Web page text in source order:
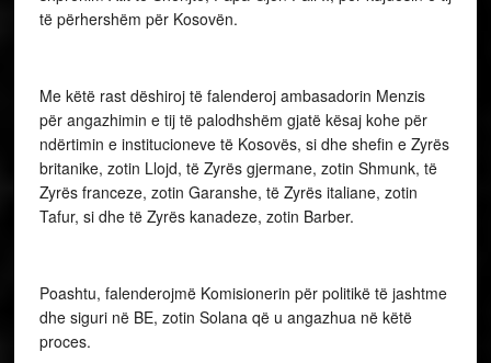
të përhershëm për Kosovën.
Me këtë rast dëshiroj të falenderoj ambasadorin Menzis
për angazhimin e tij të palodhshëm gjatë kësaj kohe për
ndërtimin e institucioneve të Kosovës, si dhe shefin e Zyrës
britanike, zotin Llojd, të Zyrës gjermane, zotin Shmunk, të
Zyrës franceze, zotin Garanshe, të Zyrës italiane, zotin
Tafur, si dhe të Zyrës kanadeze, zotin Barber.
Poashtu, falenderojmë Komisionerin për politikë të jashtme
dhe siguri në BE, zotin Solana që u angazhua në këtë
proces.